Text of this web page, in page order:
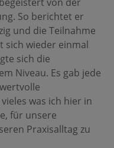
So berichtet er
und die Teilnahme
sich wieder einmal
sich die
Niveau. Es gab jede
was ich hier in
für unsere
Praxisalltag zu